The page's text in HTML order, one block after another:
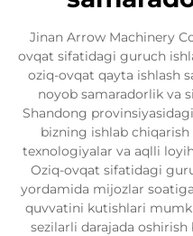
Jinan Arrow Machinery
ovqat sifatidagi guruch
oziq-ovqat qayta ishlash
noyob samaradorlik va
Shandong
bizning ishlab
texnologiyalar va aqlli
Oziq-ovqat sifatidagi
yordamida mijozlar
quvvatini kutishlari
sezilarli darajada